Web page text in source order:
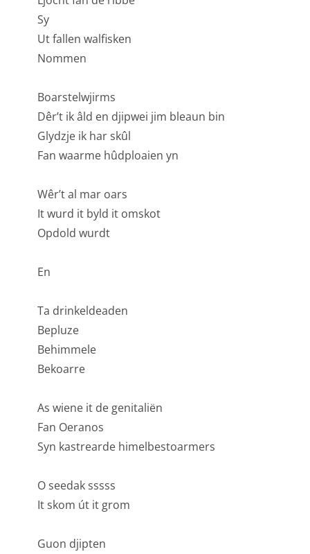
Sy
Ut fallen walfisken
Nommen
Boarstelwjirms
Dêr’t ik âld en djipwei jim bleaun bin
Glydzje ik har skûl
Fan waarme hûdploaien yn
Wêr’t al mar oars
It wurd it byld it omskot
Opdold wurdt
En
Ta drinkeldeaden
Bepluze
Behimmele
Bekoarre
As wiene it de genitaliën
Fan Oeranos
Syn kastrearde himelbestoarmers
O seedak sssss
It skom út it grom
Guon djipten
We gebruiken marketingcookies voor personalisatie,
waarmee we jou de meest relevante advertenties
kunnen tonen. Die aanbiedingen baseren we op wat je
op de website bekijkt of op jouw persoonlijke interesses.
Facebook en Instagram, zodat je filmpjes en informatie
kunt delen met je vrienden via social media. Stelt
toestemming in voor gepersonaliseerde advertenties.
Personalisatie cookies
Gedeelde klantinformatie
We delen jouw klantgegevens met derde partijen, om
beter inzicht te krijgen in het functioneren van de
in voor het verzenden van gebruikersgegevens naar
Gedeelde klantinformatie
Opslaan